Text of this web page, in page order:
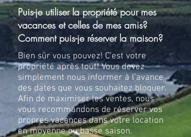
Puis-je utiliser la propriété pour mes
vacances et celles de mes amis?
Comment puis-je réserver la maison?
Bien sûr vous pouvez! C’est votre
propriété après tout! Vous devez
simplement nous informer à l'avance
des dates que vous souhaitez bloquer.
Afin de maximiser les ventes, nous
vous recommandons de réserver vos
propres vacances dans votre location
en moyenne ou basse saison.